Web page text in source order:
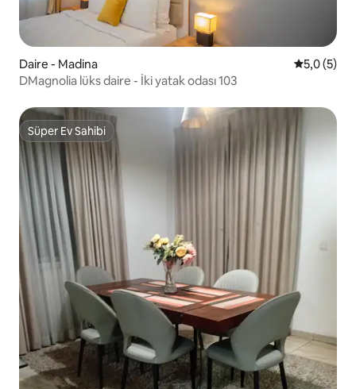
Daire - Madina 55,0 (5)
DMagnolia lüks daire - İki yatak odası 103
Süper Ev Sahibi
Süper Ev Sahibi